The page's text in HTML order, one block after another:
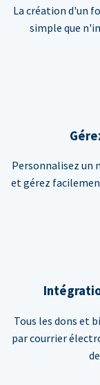
La création d'un
simple que
Personnalisez un
et gérez
Tous les dons et
par courrier